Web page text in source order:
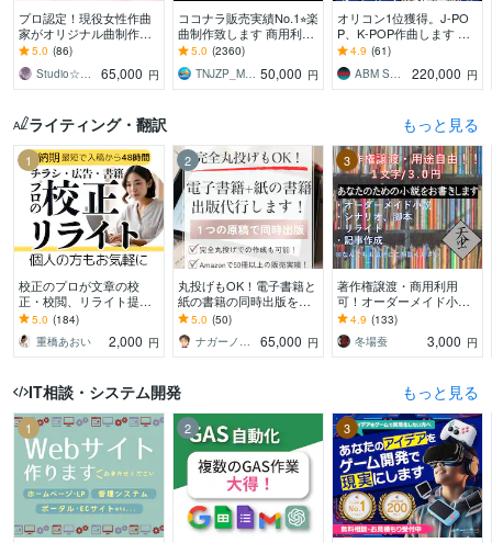
プロ認定！現役女性作曲
家がオリジナル曲制作し
ます ☆丸投げOK！☆商
業クオリティ☆作詞・作
曲・編曲まで対応
5.0 (86)
65,000 円
ココナラ販売実績No.1⭐︎楽
曲制作致します 商用利用
OK♫ リピーター多数の楽
曲制作サービスです
5.0 (2360)
50,000 円
オリコン1位獲得。J-PO
P、K-POP作曲します メ
ジャーレーベル同様、完
全プロクオリティで製作
します。
4.9 (61)
220,000 円
ライティング・翻訳 もっと見る
1
校正のプロが文章の校
正・校閲、リライト提案
をします 紙媒体実績9年
の校正者/安心価格・高品
質/小説・同人誌も！
5.0 (184)
重橋あおい
2,000 円
2
丸投げもOK！電子書籍と
紙の書籍の同時出版をし
ます １つの原稿から電子
書籍と紙の書籍（POD出
版）を代行します
5.0 (50)
ナガーノ＠アフィリエイト歴19年目
65,000 円
3
著作権譲渡・商用利用
可！オーダーメイド小説
書きます 小説、シナリ
オ、リライト、記事作
成。純文学からラノベま
で！
4.9 (133)
冬場蚕
3,000 円
IT相談・システム開発 もっと見る
1 2 3